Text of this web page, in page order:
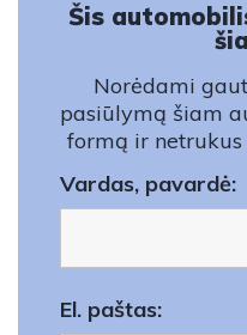
Šis
Norėdami
pasiūlymą šiam
formą ir netrukus
Vardas, pavardė:
El. paštas: